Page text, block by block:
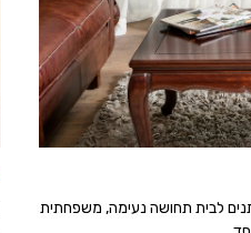
לבית תחושה נעימה, משפחתית